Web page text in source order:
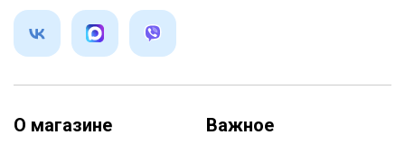
О магазине Важное